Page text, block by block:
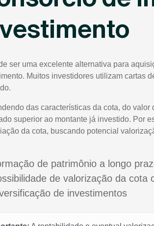
ser uma excelente alternativa para
Muitos investidores utilizam cartas
das características da cota, do
superior ao montante já investido. Por
da cota, buscando potencial
de patrimônio a longo
de valorização da cota
de investimentos